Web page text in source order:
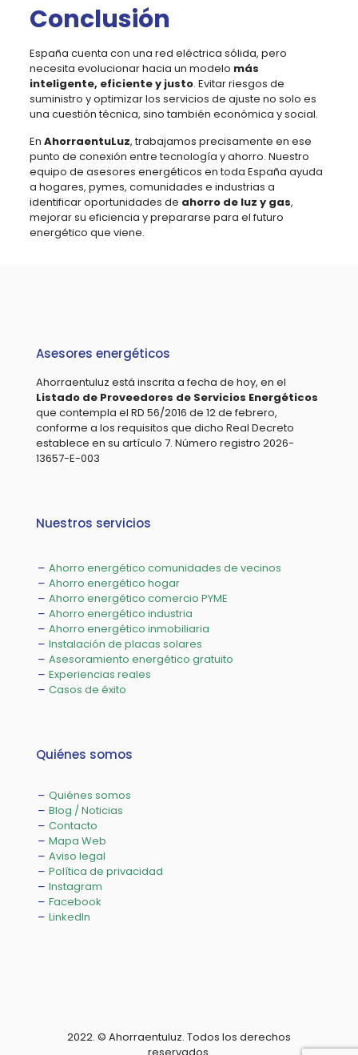
Conclusión
España cuenta con una red eléctrica sólida, pero
necesita evolucionar hacia un modelo más
inteligente, eficiente y justo. Evitar riesgos de
suministro y optimizar los servicios de ajuste no solo es
una cuestión técnica, sino también económica y social.
En AhorraentuLuz, trabajamos precisamente en ese
punto de conexión entre tecnología y ahorro. Nuestro
equipo de asesores energéticos en toda España ayuda
a hogares, pymes, comunidades e industrias a
identificar oportunidades de ahorro de luz y gas,
mejorar su eficiencia y prepararse para el futuro
energético que viene.
Asesores energéticos
Ahorraentuluz está inscrita a fecha de hoy, en el
Listado de Proveedores de Servicios Energéticos
que contempla el RD 56/2016 de 12 de febrero,
conforme a los requisitos que dicho Real Decreto
establece en su artículo 7. Número registro 2026-
13657-E-003
Nuestros servicios
Ahorro energético comunidades de vecinos
Ahorro energético hogar
Ahorro energético comercio PYME
Ahorro energético industria
Ahorro energético inmobiliaria
Instalación de placas solares
Asesoramiento energético gratuito
Experiencias reales
Casos de éxito
Quiénes somos
Quiénes somos
Blog / Noticias
Contacto
Mapa Web
Aviso legal
Política de privacidad
Instagram
Facebook
LinkedIn
2022. © Ahorraentuluz. Todos los derechos